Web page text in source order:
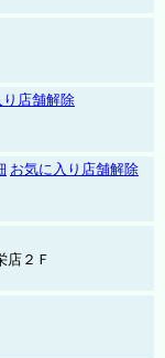
り店舗解除
お気に入り店舗解除
店２Ｆ